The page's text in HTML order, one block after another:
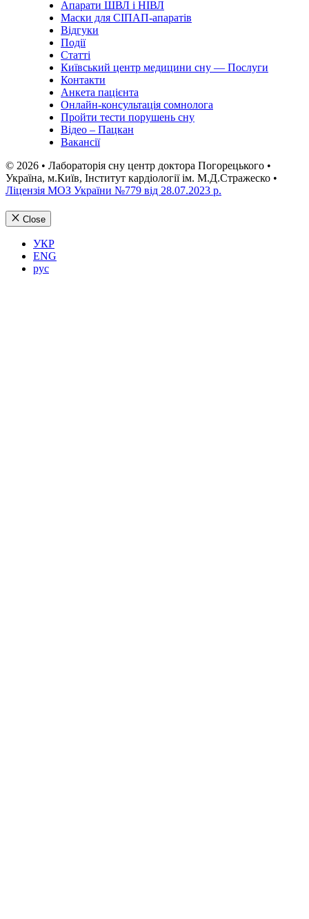
Апарати ШВЛ і НІВЛ
Маски для СІПАП-апаратів
Відгуки
Події
Статті
Київський центр медицини сну — Послуги
Контакти
Анкета пацієнта
Онлайн-консультація сомнолога
Пройти тести порушень сну
Відео – Пацкан
Вакансії
© 2026 • Лабораторія сну центр доктора Погорецького •
Україна, м.Київ, Інститут кардіології ім. М.Д.Стражеско •
Ліцензія МОЗ України №779 від 28.07.2023 р.
Close
УКР
ENG
рус